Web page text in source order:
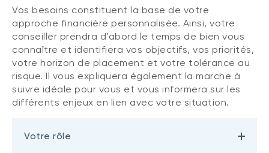
Vos besoins constituent la base de votre
approche financière personnalisée. Ainsi, votre
conseiller prendra d’abord le temps de bien vous
connaître et identifiera vos objectifs, vos priorités,
votre horizon de placement et votre tolérance au
risque. Il vous expliquera également la marche à
suivre idéale pour vous et vous informera sur les
différents enjeux en lien avec votre situation.
Votre rôle